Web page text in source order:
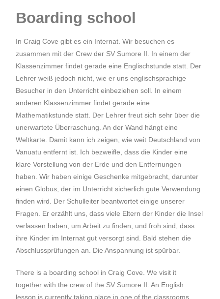
Boarding school
In Craig Cove gibt es ein Internat. Wir besuchen es
zusammen mit der Crew der SV Sumore II. In einem der
Klassenzimmer findet gerade eine Englischstunde statt. Der
Lehrer weiß jedoch nicht, wie er uns englischsprachige
Besucher in den Unterricht einbeziehen soll. In einem
anderen Klassenzimmer findet gerade eine
Mathematikstunde statt. Der Lehrer freut sich sehr über die
unerwartete Überraschung. An der Wand hängt eine
Weltkarte. Damit kann ich zeigen, wie weit Deutschland von
Vanuatu entfernt ist. Ich bezweifle, dass die Kinder eine
klare Vorstellung von der Erde und den Entfernungen
haben. Wir haben einige Geschenke mitgebracht, darunter
einen Globus, der im Unterricht sicherlich gute Verwendung
finden wird. Der Schulleiter beantwortet einige unserer
Fragen. Er erzählt uns, dass viele Eltern der Kinder die Insel
verlassen haben, um Arbeit zu finden, und froh sind, dass
ihre Kinder im Internat gut versorgt sind. Bald stehen die
Abschlussprüfungen an. Die Anspannung ist spürbar.
There is a boarding school in Craig Cove. We visit it
together with the crew of the SV Sumore II. An English
lesson is currently taking place in one of the classrooms.